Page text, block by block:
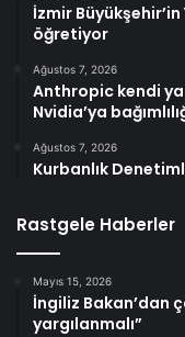
İzmir
öğretiyor
Ağustos 7, 2026
Anthropic kendi
Nvidia’ya
Ağustos 7, 2026
Kurbanlık
Rastgele Haberler
Mayıs 15, 2026
İngiliz Bakan’dan
yargılanmalı”